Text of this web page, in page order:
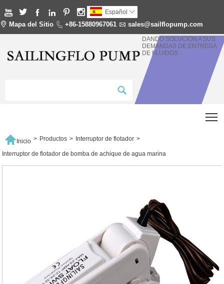
      Español 
 Mapa del Sitio  +86-15880967061  sales@sailflopump.com
DANDO SOLUCIÓN A SUS
DEMANDAS DE ENTREGA
DE FLUIDOS
Inicio > Productos > Interruptor de flotador >
Interruptor de flotador de bomba de achique de agua marina